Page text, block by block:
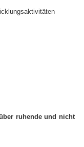
ruhende und nicht